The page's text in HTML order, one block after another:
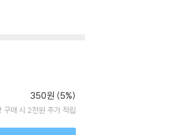
350원 (5%)
구매 시 2천원 추가 적립